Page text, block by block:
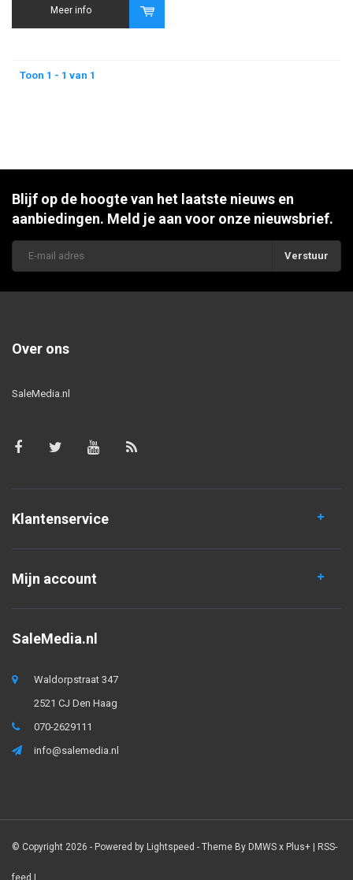
Meer info
Toon 1 - 1 van 1
Blijf op de hoogte van het laatste nieuws en
aanbiedingen. Meld je aan voor onze nieuwsbrief.
Verstuur
Over ons
SaleMedia.nl
Klantenservice
Mijn account
SaleMedia.nl
Waldorpstraat 347
2521 CJ Den Haag
070-2629111
info@salemedia.nl
© Copyright 2026 - Powered by Lightspeed - Theme By DMWS x Plus+ | RSS-
feed |